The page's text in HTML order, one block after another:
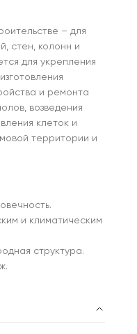
– для
стен, колонн и
для укрепления
и ремонта
возведения
клеток и
территории и
и климатическим
структура.